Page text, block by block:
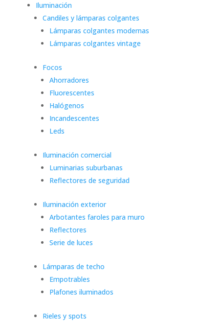
Iluminación
Candiles y lámparas colgantes
Lámparas colgantes modernas
Lámparas colgantes vintage
Focos
Ahorradores
Fluorescentes
Halógenos
Incandescentes
Leds
Iluminación comercial
Luminarias suburbanas
Reflectores de seguridad
Iluminación exterior
Arbotantes faroles para muro
Reflectores
Serie de luces
Lámparas de techo
Empotrables
Plafones iluminados
Rieles y spots